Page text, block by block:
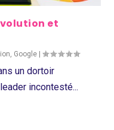
et
Google |
un dortoir
incontesté...